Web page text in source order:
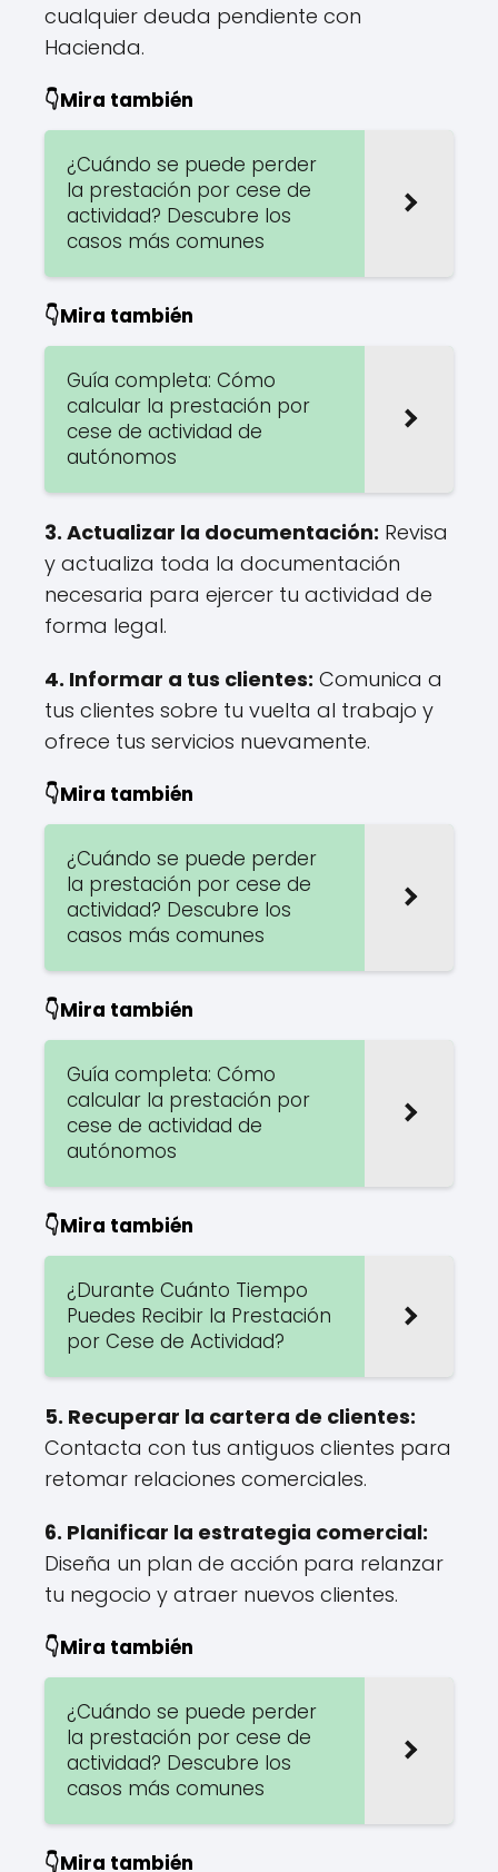
cualquier deuda pendiente con
Hacienda.
👇Mira también
¿Cuándo se puede perder
la prestación por cese de
actividad? Descubre los
casos más comunes
👇Mira también
Guía completa: Cómo
calcular la prestación por
cese de actividad de
autónomos
3. Actualizar la documentación: Revisa
y actualiza toda la documentación
necesaria para ejercer tu actividad de
forma legal.
4. Informar a tus clientes: Comunica a
tus clientes sobre tu vuelta al trabajo y
ofrece tus servicios nuevamente.
👇Mira también
¿Cuándo se puede perder
la prestación por cese de
actividad? Descubre los
casos más comunes
👇Mira también
Guía completa: Cómo
calcular la prestación por
cese de actividad de
autónomos
👇Mira también
¿Durante Cuánto Tiempo
Puedes Recibir la Prestación
por Cese de Actividad?
5. Recuperar la cartera de clientes:
Contacta con tus antiguos clientes para
retomar relaciones comerciales.
6. Planificar la estrategia comercial:
Diseña un plan de acción para relanzar
tu negocio y atraer nuevos clientes.
👇Mira también
¿Cuándo se puede perder
la prestación por cese de
actividad? Descubre los
casos más comunes
👇Mira también